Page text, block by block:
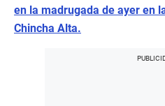
en la madrugada de ayer en
Chincha Alta.